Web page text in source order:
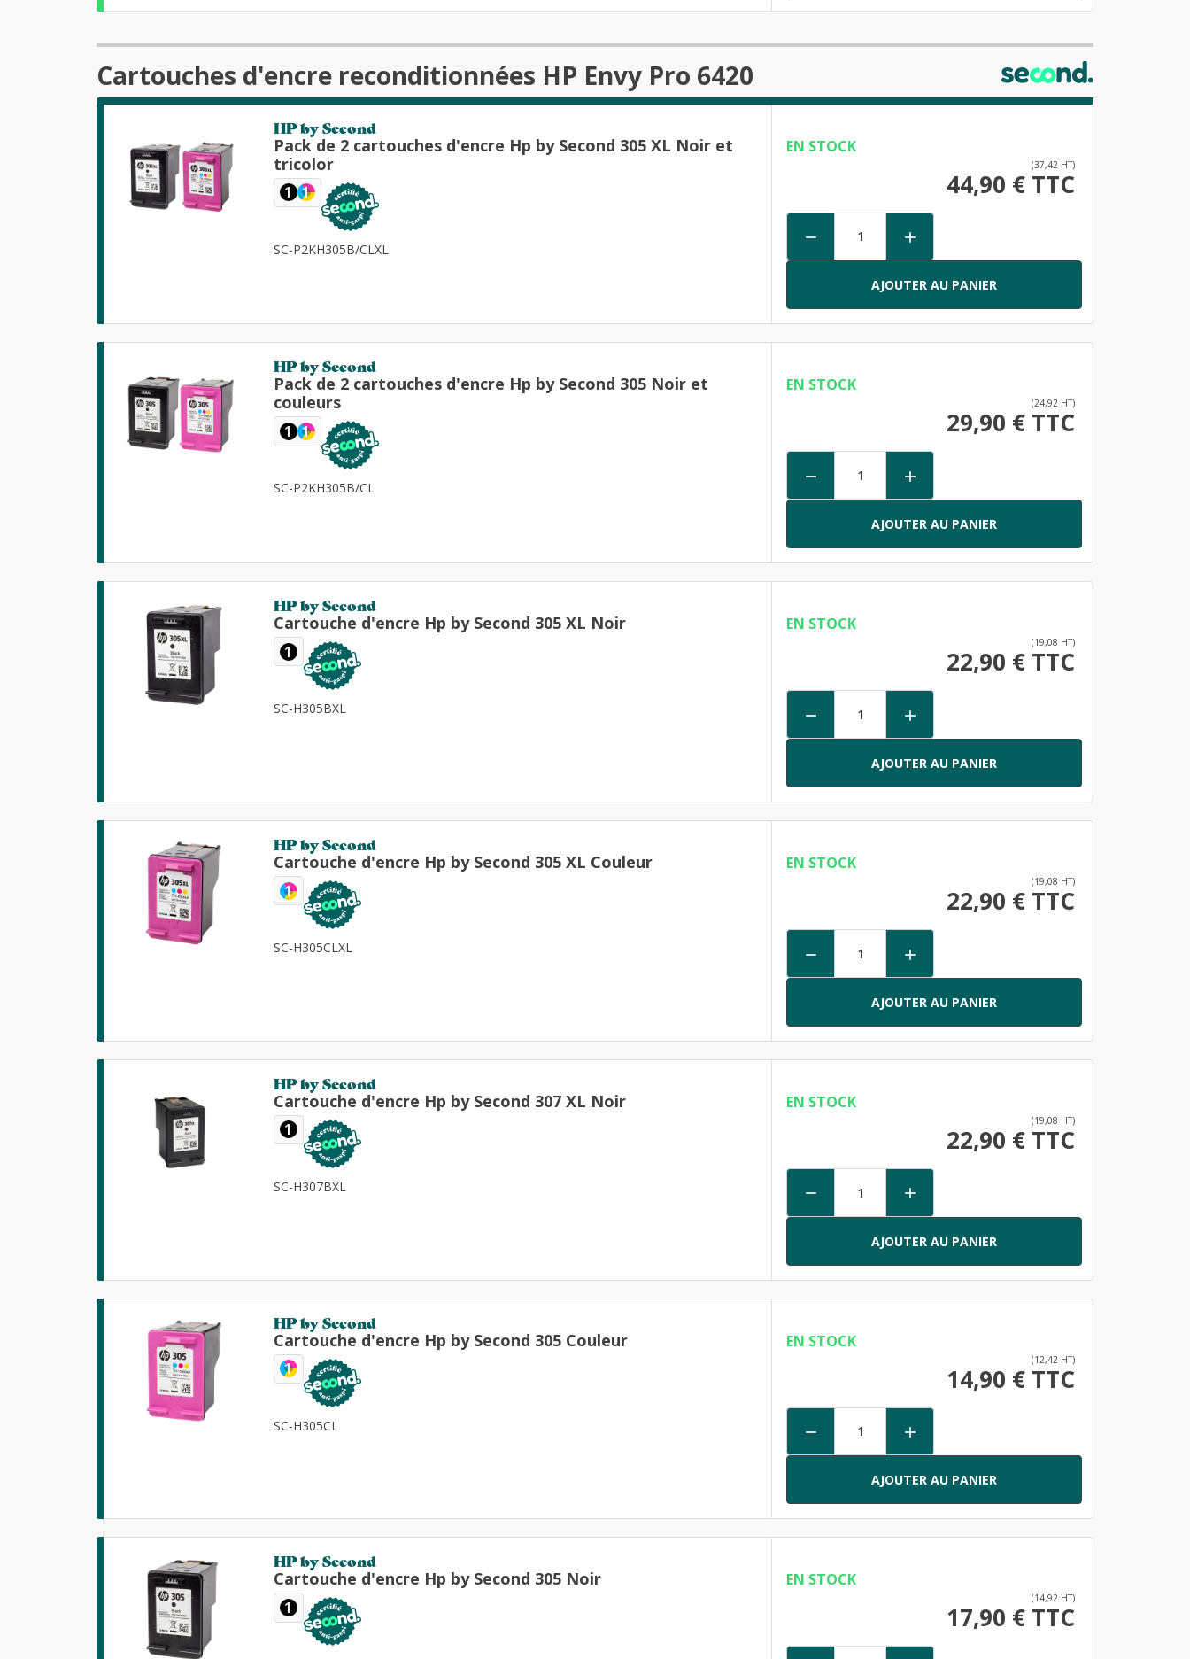
Cartouches d'encre reconditionnées HP Envy Pro 6420
HP by Second
Pack de 2 cartouches d'encre Hp by Second 305 XL Noir et
tricolor
1 1
SC-P2KH305B/CLXL
EN STOCK
(37,42 HT)
44,90 € TTC
 
AJOUTER AU PANIER
HP by Second
Pack de 2 cartouches d'encre Hp by Second 305 Noir et
couleurs
1 1
SC-P2KH305B/CL
EN STOCK
(24,92 HT)
29,90 € TTC
 
AJOUTER AU PANIER
HP by Second
Cartouche d'encre Hp by Second 305 XL Noir
1
SC-H305BXL
EN STOCK
(19,08 HT)
22,90 € TTC
 
AJOUTER AU PANIER
HP by Second
Cartouche d'encre Hp by Second 305 XL Couleur
1
SC-H305CLXL
EN STOCK
(19,08 HT)
22,90 € TTC
 
AJOUTER AU PANIER
HP by Second
Cartouche d'encre Hp by Second 307 XL Noir
1
SC-H307BXL
EN STOCK
(19,08 HT)
22,90 € TTC
 
AJOUTER AU PANIER
HP by Second
Cartouche d'encre Hp by Second 305 Couleur
1
SC-H305CL
EN STOCK
(12,42 HT)
14,90 € TTC
 
AJOUTER AU PANIER
HP by Second
Cartouche d'encre Hp by Second 305 Noir
1
EN STOCK
(14,92 HT)
17,90 € TTC